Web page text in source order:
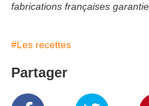
fabrications françaises
#Les recettes
Partager